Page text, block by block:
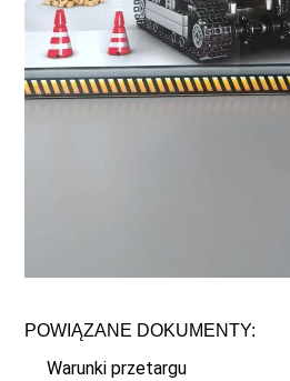
POWIĄZANE DOKUMENTY:
Warunki przetargu